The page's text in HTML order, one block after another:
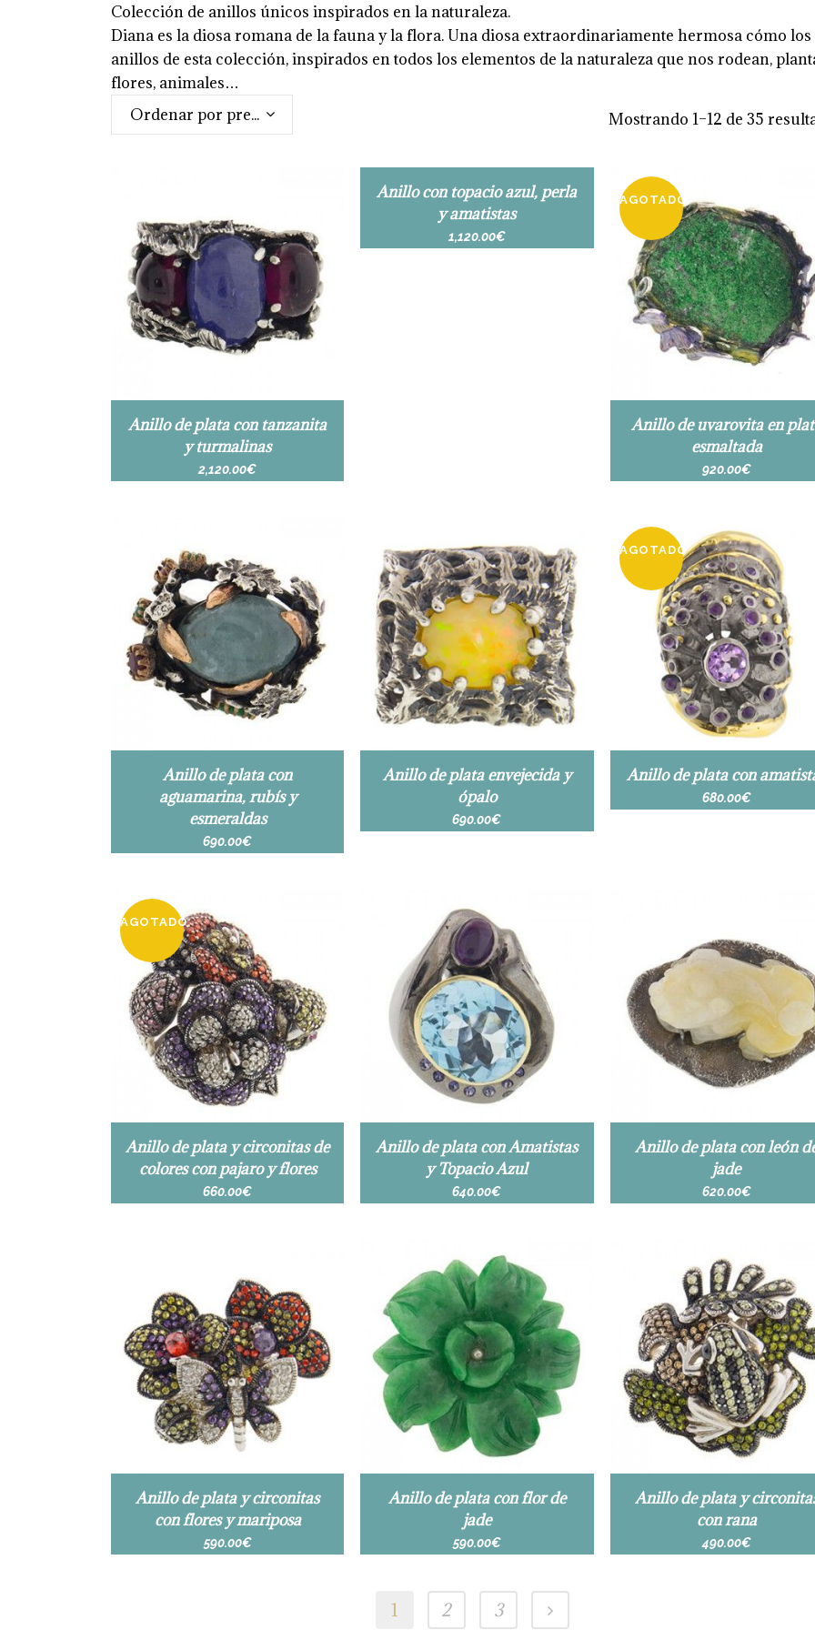
Colección de anillos únicos inspirados en la naturaleza.
Diana es la diosa romana de la fauna y la flora. Una diosa extraordinariamente hermosa cómo los
anillos de esta colección, inspirados en todos los elementos de la naturaleza que nos rodean,
flores, animales…
Mostrando 1–12 de 35
Ordenar por precio: alto a bajo
Anillo de plata con tanzanita
y turmalinas
2,120.00€
Anillo con topacio azul, perla
y amatistas
1,120.00€
AGOTADO
Anillo de uvarovita en
esmaltada
920.00€
Anillo de plata con
aguamarina, rubís y
esmeraldas
690.00€
Anillo de plata envejecida y
ópalo
690.00€
AGOTADO
Anillo de plata con
680.00€
AGOTADO
Anillo de plata y circonitas de
colores con pajaro y flores
660.00€
Anillo de plata con Amatistas
y Topacio Azul
640.00€
Anillo de plata con león
jade
620.00€
Anillo de plata y circonitas
con flores y mariposa
590.00€
Anillo de plata con flor de
jade
590.00€
Anillo de plata y
con rana
490.00€
1 2 3